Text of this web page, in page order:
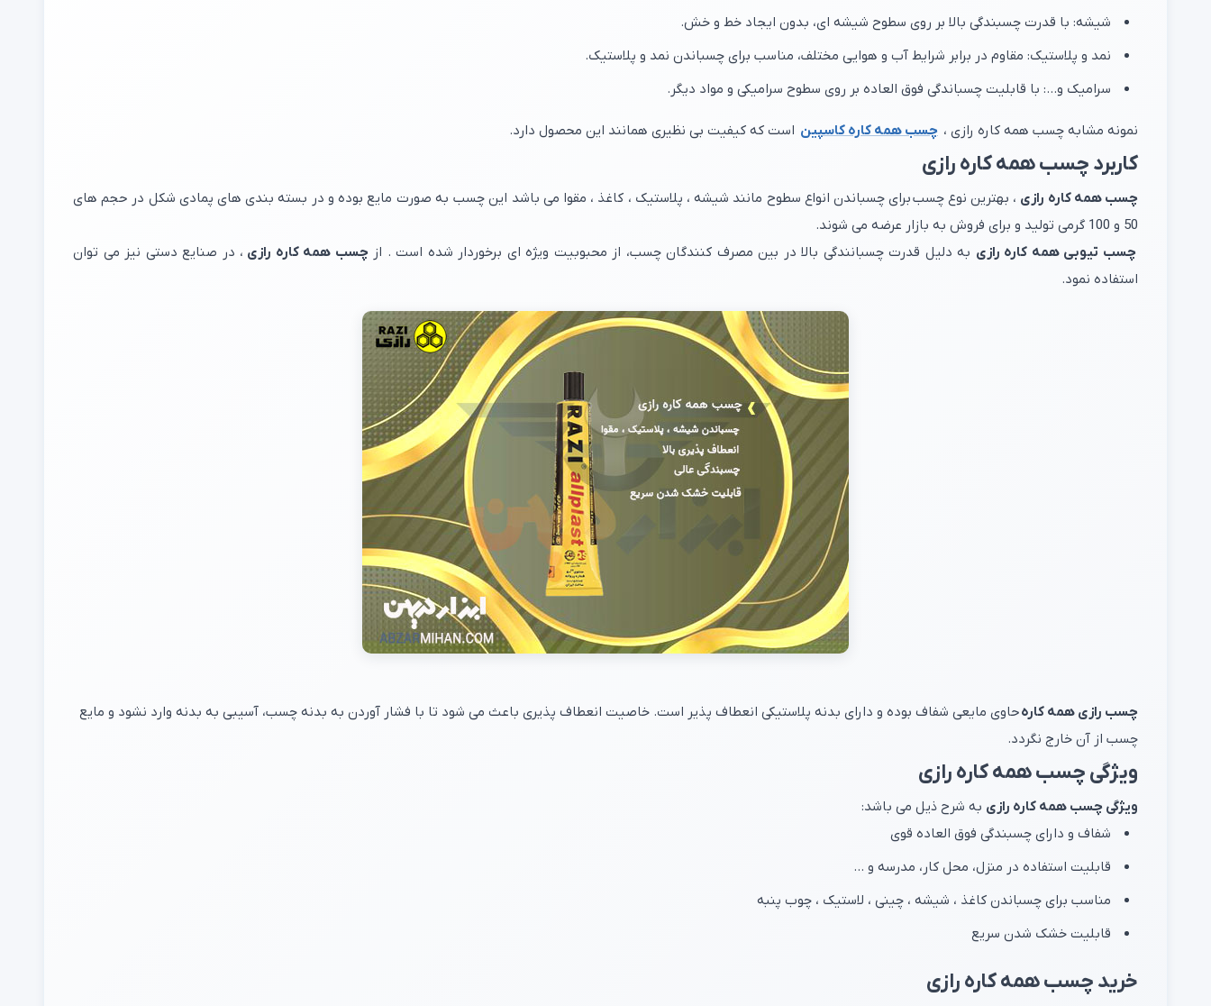
شیشه: با قدرت چسبندگی بالا بر روی سطوح شیشه ای، بدون ایجاد خط و خش.
نمد و پلاستیک: مقاوم در برابر شرایط آب و هوایی مختلف، مناسب برای چسباندن نمد و پلاستیک.
سرامیک و…: با قابلیت چسباندگی فوق العاده بر روی سطوح سرامیکی و مواد دیگر.
نمونه مشابه چسب همه کاره رازی ، چسب همه کاره کاسپین است که کیفیت بی نظیری همانند این محصول دارد.
کاربرد چسب همه کاره رازی
چسب همه کاره رازی ، بهترین نوع چسب برای چسباندن انواع سطوح مانند شیشه ، پلاستیک ، کاغذ ، مقوا می باشد این چسب به صورت مایع بوده و در بسته بندی های پمادی شکل در حجم های
50 و 100 گرمی تولید و برای فروش به بازار عرضه می شوند.
چسب تیوبی همه کاره رازی به دلیل قدرت چسبانندگی بالا در بین مصرف کنندگان چسب، از محبوبیت ویژه ای برخوردار شده است . ازچسب همه کاره رازی ، در صنایع دستی نیز می توان
استفاده نمود.
چسب رازی همه کارهحاوی مایعی شفاف بوده و دارای بدنه پلاستیکی انعطاف پذیر است. خاصیت انعطاف پذیری باعث می شود تا با فشار آوردن به بدنه چسب، آسیبی به بدنه وارد نشود و مایع
چسب از آن خارج نگردد.
ویژگی چسب همه کاره رازی
ویژگی چسب همه کاره رازی به شرح ذیل می باشد:
شفاف و دارای چسبندگی فوق العاده قوی
قابلیت استفاده در منزل، محل کار، مدرسه و ...
مناسب برای چسباندن کاغذ ، شیشه ، چینی ، لاستیک ، چوب پنبه
قابلیت خشک شدن سریع
خرید چسب همه کاره رازی